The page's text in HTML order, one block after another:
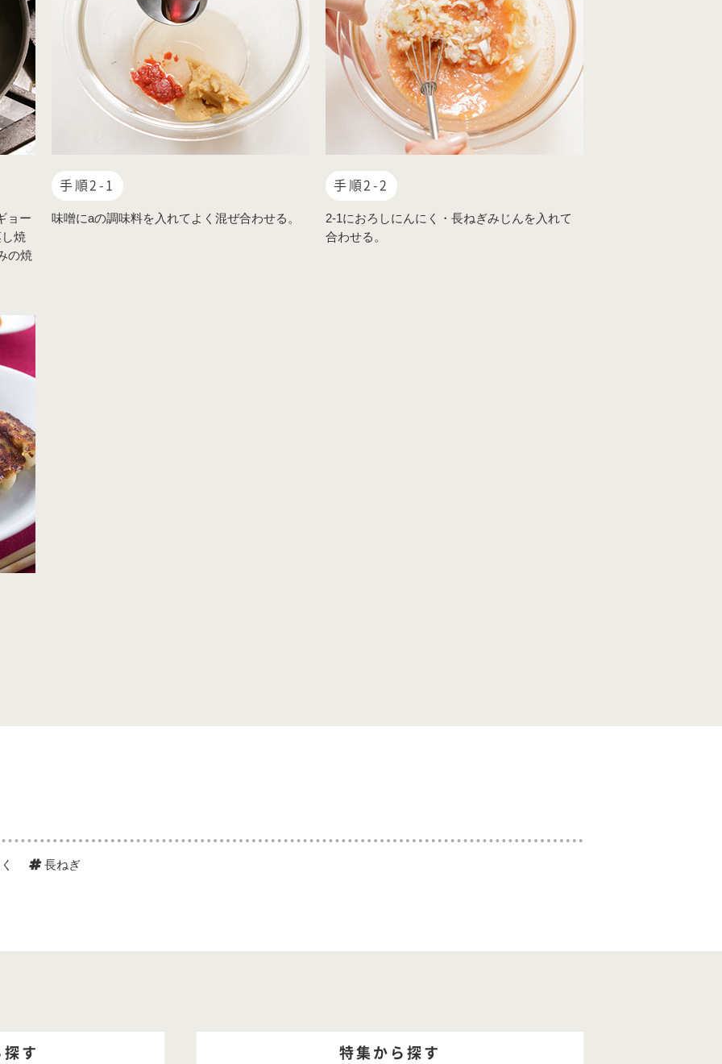
ョー
焼
の焼
手順2-1
味噌にaの調味料を入れてよく混ぜ合わせる。
手順2-2
2-1におろしにんにく・長ねぎみじんを入れて
合わせる。
長ねぎ
す 特集から探す